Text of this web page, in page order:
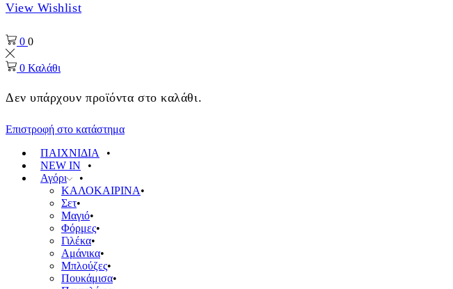
View Wishlist
0 0
0 Καλάθι
Δεν υπάρχουν προϊόντα στο καλάθι.
Επιστροφή στο κατάστημα
ΠΑΙΧΝΙΔΙΑ
NEW IN
Αγόρι
ΚΑΛΟΚΑΙΡΙΝΑ
Σετ
Μαγιό
Φόρμες
Γιλέκα
Αμάνικα
Μπλούζες
Πουκάμισα